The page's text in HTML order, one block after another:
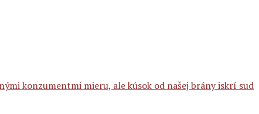
konzumentmi mieru, ale kúsok od našej brány iskrí sud